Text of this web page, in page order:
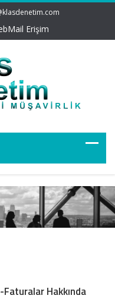
Erişim
Hakkında